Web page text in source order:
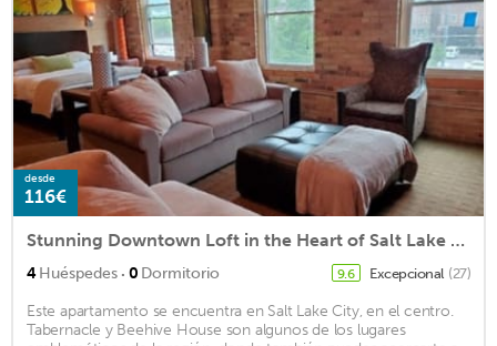
desde
116€
Stunning Downtown Loft in the Heart of Salt Lake City
4Huéspedes · 0 Dormitorio 9.6 Excepcional (27)
Este apartamento se encuentra en Salt Lake City, en el centro.
Tabernacle y Beehive House son algunos de los lugares